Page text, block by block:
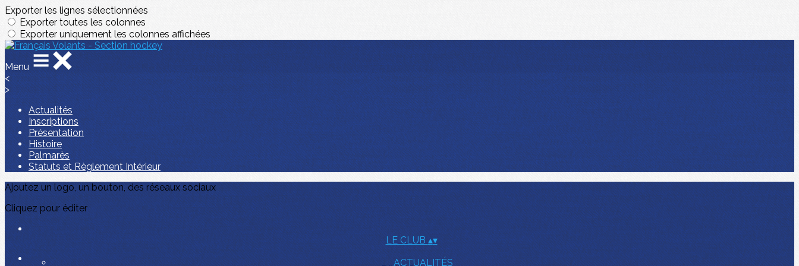
Exporter les lignes sélectionnées
Exporter toutes les colonnes
Exporter uniquement les colonnes affichées
Menu
<
>
Actualités
Inscriptions
Présentation
Histoire
Palmarès
Statuts et Règlement Intérieur
Ajoutez un logo, un bouton, des réseaux sociaux
Cliquez pour éditer
LE CLUB ▴▾
ACTUALITÉS